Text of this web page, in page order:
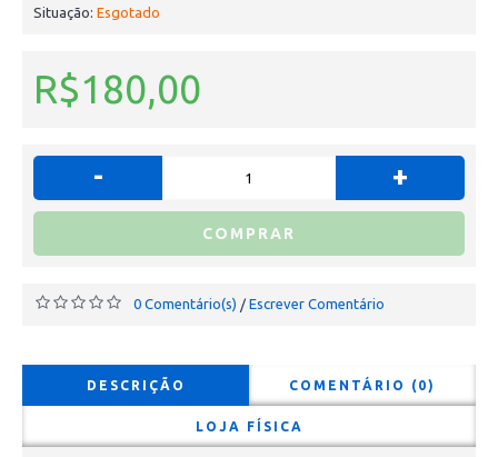
Situação: Esgotado
R$180,00
- +
COMPRAR
0 Comentário(s) / Escrever Comentário
DESCRIÇÃO COMENTÁRIO (0)
LOJA FÍSICA